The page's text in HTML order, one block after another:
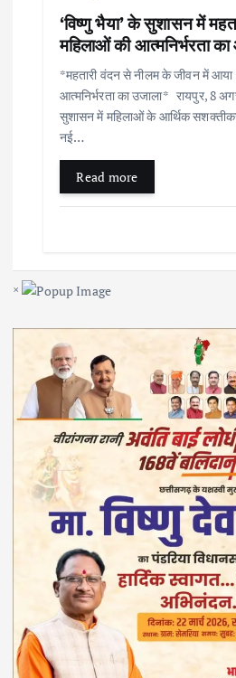
‘विष्णु भैया’ के सुशासन में
महिलाओं की आत्मनिर्भरता
*महतारी वंदन से नीलम के जीवन में
आत्मनिर्भरता का उजाला* रायपुर, 8
सुशासन में महिलाओं के आर्थिक
नई…
Read more
×